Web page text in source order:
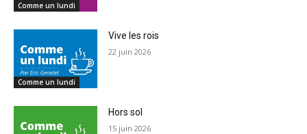
Comme un lundi
Comme un lundi
Vive les rois
22 juin 2026
Hors sol
15 juin 2026